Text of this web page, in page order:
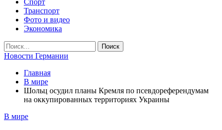
Спорт
Транспорт
Фото и видео
Экономика
Новости Германии
Главная
В мире
Шольц осудил планы Кремля по псевдореферендумам
на оккупированных территориях Украины
В мире